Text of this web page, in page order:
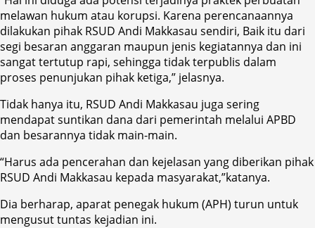
melawan hukum atau korupsi. Karena perencanaannya
dilakukan pihak RSUD Andi Makkasau sendiri, Baik itu dari
segi besaran anggaran maupun jenis kegiatannya dan ini
sangat tertutup rapi, sehingga tidak terpublis dalam
proses penunjukan pihak ketiga,” jelasnya.
Tidak hanya itu, RSUD Andi Makkasau juga sering
mendapat suntikan dana dari pemerintah melalui APBD
dan besarannya tidak main-main.
“Harus ada pencerahan dan kejelasan yang diberikan pihak
RSUD Andi Makkasau kepada masyarakat,”katanya.
Dia berharap, aparat penegak hukum (APH) turun untuk
mengusut tuntas kejadian ini.